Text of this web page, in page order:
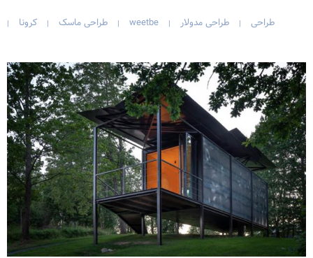
طراحی | طراحی مدولار |
weetbe
| طراحی ماسک | کرونا |